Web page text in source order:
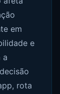
em
e
a
rota